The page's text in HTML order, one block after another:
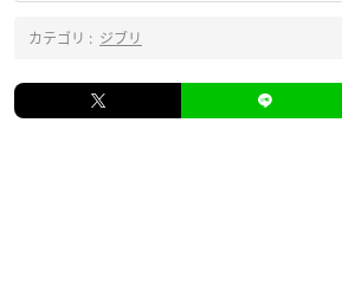
カテゴリ : ジブリ